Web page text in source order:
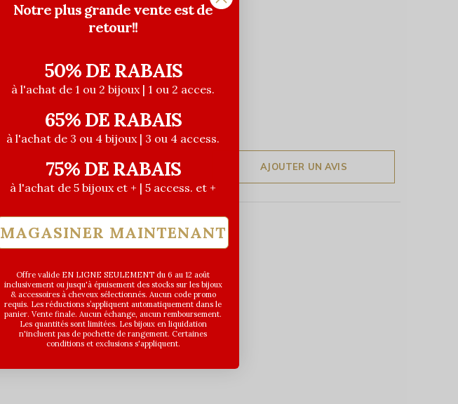
AJOUTER UN AVIS
Notre plus grande vente est de
retour!!
50% DE RABAIS
à l'achat de 1 ou 2 bijoux | 1 ou 2 acces.
65% DE RABAIS
à l'achat de 3 ou 4 bijoux | 3 ou 4 access.
75% DE RABAIS
à l'achat de 5 bijoux et + | 5 access. et +
MAGASINER MAINTENANT
Offre valide EN LIGNE SEULEMENT du 6 au 12 août
inclusivement ou jusqu'à épuisement des stocks sur les bijoux
& accessoires à cheveux sélectionnés. Aucun code promo
requis. Les réductions s’appliquent automatiquement dans le
panier. Vente finale. Aucun échange, aucun remboursement.
Les quantités sont limitées. Les bijoux en liquidation
n'incluent pas de pochette de rangement. Certaines
conditions et exclusions s'appliquent.